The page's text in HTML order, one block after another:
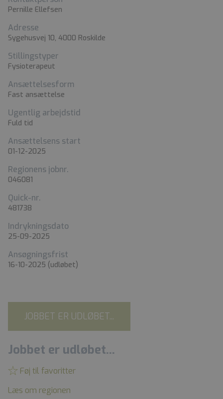
Pernille Ellefsen
Adresse
Sygehusvej 10, 4000 Roskilde
Stillingstyper
Fysioterapeut
Ansættelsesform
Fast ansættelse
Ugentlig arbejdstid
Fuld tid
Ansættelsens start
01-12-2025
Regionens jobnr.
046081
Quick-nr.
481738
Indrykningsdato
25-09-2025
Ansøgningsfrist
16-10-2025 (udløbet)
JOBBET ER UDLØBET...
Jobbet er udløbet...
Føj til favoritter
Læs om regionen